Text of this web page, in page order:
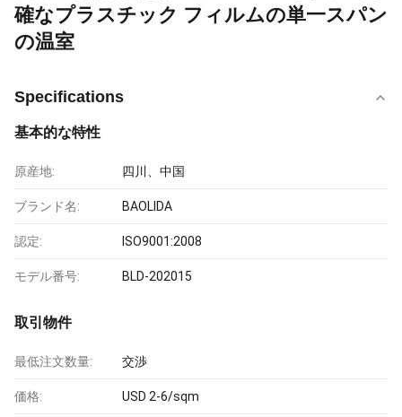
確なプラスチック フィルムの単一スパン
の温室
Specifications
基本的な特性
原産地: 四川、中国
ブランド名: BAOLIDA
認定: ISO9001:2008
モデル番号: BLD-202015
取引物件
最低注文数量: 交渉
価格: USD 2-6/sqm